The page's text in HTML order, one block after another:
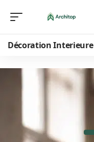
Décoration Interieure